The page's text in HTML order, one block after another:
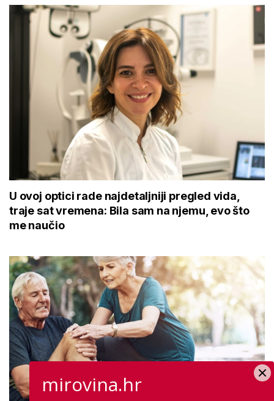
U ovoj optici rade najdetaljniji pregled vida,
traje sat vremena: Bila sam na njemu, evo što
me naučio
mirovina.hr